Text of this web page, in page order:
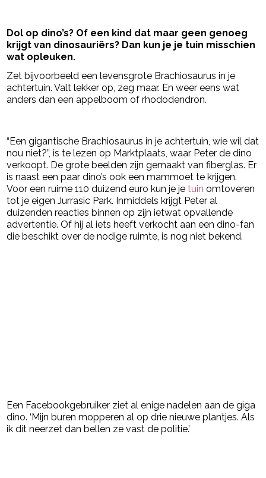
Dol op dino’s? Of een kind dat maar geen genoeg
krijgt van dinosauriërs? Dan kun je je tuin misschien
wat opleuken.
Zet bijvoorbeeld een levensgrote Brachiosaurus in je
achtertuin. Valt lekker op, zeg maar. En weer eens wat
anders dan een appelboom of rhododendron.
“Een gigantische Brachiosaurus in je achtertuin, wie wil dat
nou niet?”, is te lezen op Marktplaats, waar Peter de dino
verkoopt. De grote beelden zijn gemaakt van fiberglas. Er
is naast een paar dino’s ook een mammoet te krijgen.
Voor een ruime 110 duizend euro kun je jetuin omtoveren
tot je eigen Jurrasic Park. Inmiddels krijgt Peter al
duizenden reacties binnen op zijn ietwat opvallende
advertentie. Of hij al iets heeft verkocht aan een dino-fan
die beschikt over de nodige ruimte, is nog niet bekend.
Een Facebookgebruiker ziet al enige nadelen aan de giga
dino. ‘Mijn buren mopperen al op drie nieuwe plantjes. Als
ik dit neerzet dan bellen ze vast de politie.’